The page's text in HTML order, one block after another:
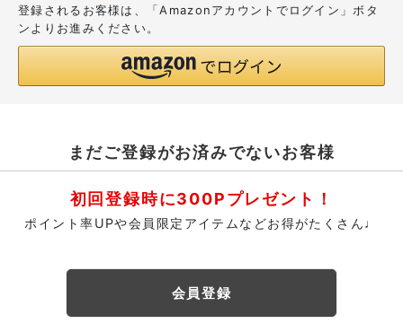
登録されるお客様は、「Amazonアカウントでログイン」ボタ
ンよりお進みください。
まだご登録がお済みでないお客様
初回登録時に300Pプレゼント！
ポイント率UPや会員限定アイテムなどお得がたくさん♩
会員登録